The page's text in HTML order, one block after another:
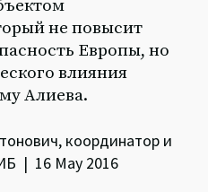
не повысит
Европы, но
влияния
Алиева.
координатор и
| 16 May 2016